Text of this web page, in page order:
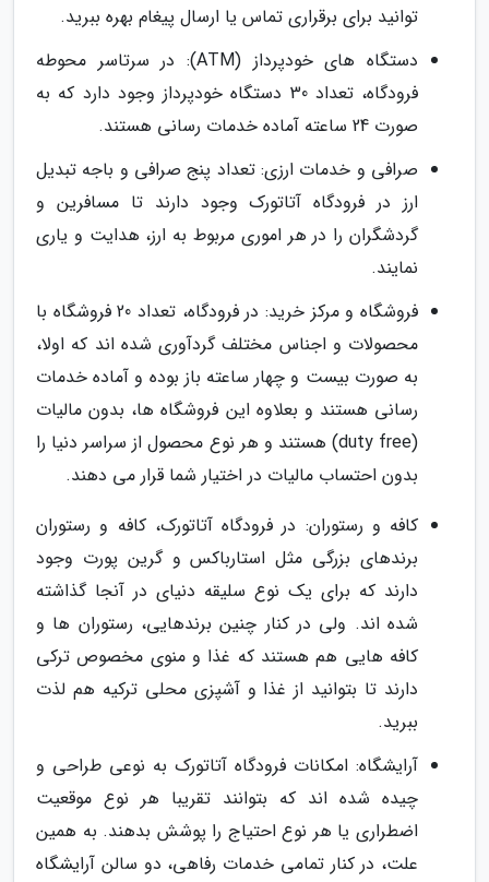
توانید برای برقراری تماس یا ارسال پیغام بهره ببرید.
دستگاه های خودپرداز (ATM): در سرتاسر محوطه
فرودگاه، تعداد 30 دستگاه خودپرداز وجود دارد که به
صورت 24 ساعته آماده خدمات رسانی هستند.
صرافی و خدمات ارزی: تعداد پنج صرافی و باجه تبدیل
ارز در فرودگاه آتاتورک وجود دارند تا مسافرین و
گردشگران را در هر اموری مربوط به ارز، هدایت و یاری
نمایند.
فروشگاه و مرکز خرید: در فرودگاه، تعداد 20 فروشگاه با
محصولات و اجناس مختلف گردآوری شده اند که اولا،
به صورت بیست و چهار ساعته باز بوده و آماده خدمات
رسانی هستند و بعلاوه این فروشگاه ها، بدون مالیات
(duty free) هستند و هر نوع محصول از سراسر دنیا را
بدون احتساب مالیات در اختیار شما قرار می دهند.
کافه و رستوران: در فرودگاه آتاتورک، کافه و رستوران
برندهای بزرگی مثل استارباکس و گرین پورت وجود
دارند که برای یک نوع سلیقه دنیای در آنجا گذاشته
شده اند. ولی در کنار چنین برندهایی، رستوران ها و
کافه هایی هم هستند که غذا و منوی مخصوص ترکی
دارند تا بتوانید از غذا و آشپزی محلی ترکیه هم لذت
ببرید.
آرایشگاه: امکانات فرودگاه آتاتورک به نوعی طراحی و
چیده شده اند که بتوانند تقریبا هر نوع موقعیت
اضطراری یا هر نوع احتیاج را پوشش بدهند. به همین
علت، در کنار تمامی خدمات رفاهی، دو سالن آرایشگاه